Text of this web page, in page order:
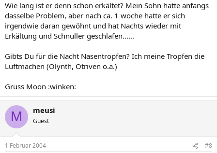
Wie lang ist er denn schon erkältet? Mein Sohn hatte anfangs
dasselbe Problem, aber nach ca. 1 woche hatte er sich
irgendwie daran gewöhnt und hat Nachts wieder mit
Erkältung und Schnuller geschlafen......
Gibts Du für die Nacht Nasentropfen? Ich meine Tropfen die
Luftmachen (Olynth, Otriven o.ä.)
Gruss Moon :winken:
M meusi
Guest
1 Februar 2004 #8